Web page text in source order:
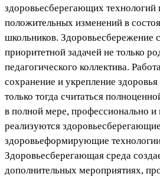
здоровьесберегающих технологий
положительных изменений в
школьников. Здоровьесбережение
приоритетной задачей не только
педагогического коллектива.
сохранение и укрепление
только тогда считаться
в полной мере, профессионально и
реализуются
здоровьеформирующие
Здоровьесберегающая среда
дополнительных мероприятиях,